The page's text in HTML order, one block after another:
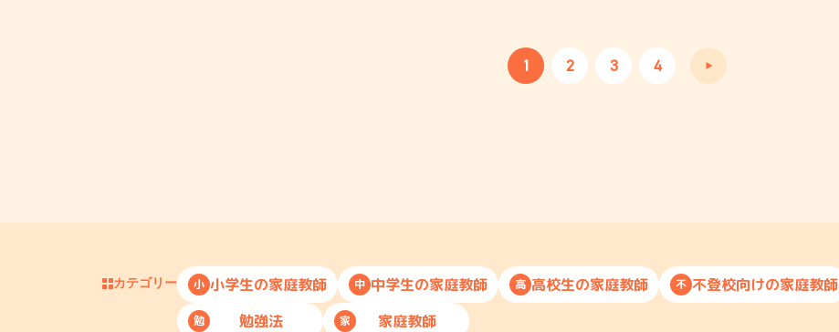
1 2 3 4
カテゴリー 小 小学生の家庭教師 中 中学生の家庭教師 高 高校生の家庭教師 不 不登校向けの家庭教師
勉 勉強法 家 家庭教師